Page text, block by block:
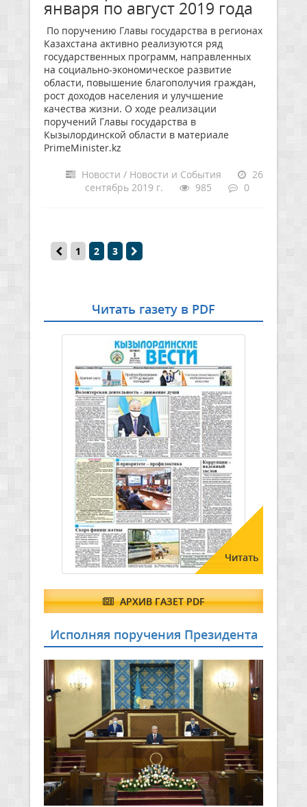
января по август 2019 года
По поручению Главы государства в регионах
Казахстана активно реализуются ряд
государственных программ, направленных
на социально-экономическое развитие
области, повышение благополучия граждан,
рост доходов населения и улучшение
качества жизни. О ходе реализации
поручений Главы государства в
Кызылординской области в материале
РrimeМinister.kz
Новости / Новости и События
26
сентябрь 2019 г.
985 0
1 2 3
Читать газету в PDF
Читать
АРХИВ ГАЗЕТ PDF
Исполняя поручения Президента